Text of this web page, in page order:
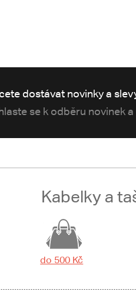
dostávat novinky a
se k odběru novinek
Kabelky a
do 500 Kč